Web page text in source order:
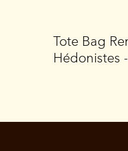
Tote Bag
Hédonistes